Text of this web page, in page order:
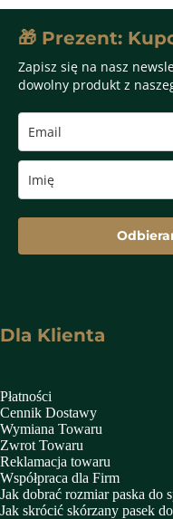
🎁 Prezent:
Zapisz się na nasz
dowolny produkt z
Dla Klienta
Płatności
Cennik Dostawy
Wymiana Towaru
Zwrot Towaru
Reklamacja towaru
Współpraca dla Firm
Jak dobrać rozmiar paska do
Jak skrócić skórzany pasek